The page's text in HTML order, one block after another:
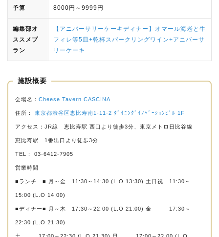
予算 8000円～9999円
編集部オ
ススメプ
ラン
【アニバーサリーケーキディナー】オマール海老と牛
フィレ等5皿+乾杯スパークリングワイン+アニバーサ
リーケーキ
施設概要
会場名： Cheese Tavern CASCINA
住所： 東京都渋谷区恵比寿南1-11-2 ﾀﾞｲﾆﾝｸﾞｲﾉﾍﾞｰｼｮﾝﾋﾞﾙ 1F
アクセス：JR線 恵比寿駅 西口より徒歩3分、東京メトロ日比谷線
恵比寿駅 1番出口より徒歩3分
TEL： 03-6412-7905
営業時間
■ランチ ■ 月～金 11:30～14:30 (L.O 13:30) 土日祝 11:30～
15:00 (L.O 14:00)
■ディナー■ 月～木 17:30～22:00 (L.O 21:00) 金 17:30～
22:30 (L.O 21:30)